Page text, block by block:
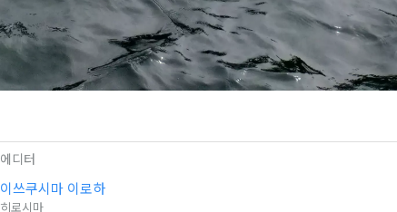
에디터
이쓰쿠시마 이로하
히로시마